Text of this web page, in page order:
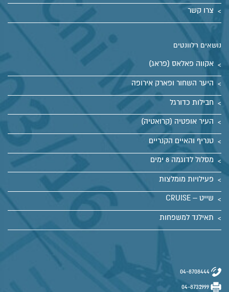
צרו קשר
נושאים רלוונטים
אקווה פאלאס (פראג)
היער השחור ופארק אירופה
חבילות כדורגל
העיר אופטיה (קרואטיה)
טנריף והאיים הקנריים
מסלול לדוגמה 8 ימים
פעילויות מומלצות
שייט – CRUISE
תאילנד למשפחות
04-8708444
04-8732999